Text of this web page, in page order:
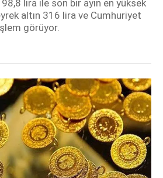
lira ile son bir ayın en yüksek
altın 316 lira ve Cumhuriyet
görüyor.